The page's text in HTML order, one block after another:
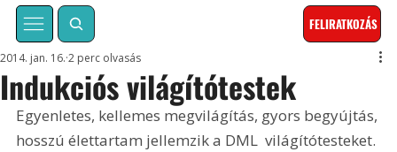
FELIRATKOZÁS
Indukciós világítótestek
2014. jan. 16. 2 perc olvasás
Egyenletes, kellemes megvilágítás, gyors begyújtás,
hosszú élettartam jellemzik a DML  világító­testeket.